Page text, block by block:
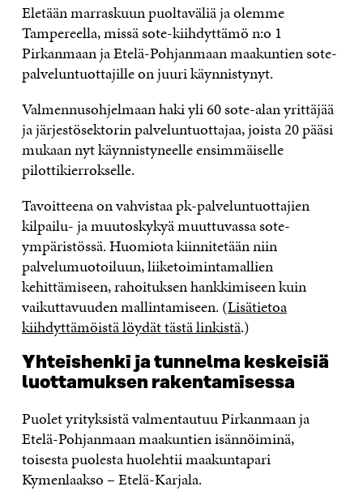
Eletään marraskuun puoltaväliä ja olemme
Tampereella, missä sote-kiihdyttämö n:o 1
Pirkanmaan ja Etelä-Pohjanmaan maakuntien sote-
palveluntuottajille on juuri käynnistynyt.
Valmennusohjelmaan haki yli 60 sote-alan yrittäjää
ja järjestösektorin palveluntuottajaa, joista 20 pääsi
mukaan nyt käynnistyneelle ensimmäiselle
pilottikierrokselle.
Tavoitteena on vahvistaa pk-palveluntuottajien
kilpailu- ja muutoskykyä muuttuvassa sote-
ympäristössä. Huomiota kiinnitetään niin
palvelumuotoiluun, liiketoimintamallien
kehittämiseen, rahoituksen hankkimiseen kuin
vaikuttavuuden mallintamiseen. (Lisätietoa
kiihdyttämöistä löydät tästä linkistä.)
Yhteishenki ja tunnelma keskeisiä
luottamuksen rakentamisessa
Puolet yrityksistä valmentautuu Pirkanmaan ja
Etelä-Pohjanmaan maakuntien isännöiminä,
toisesta puolesta huolehtii maakuntapari
Kymenlaakso – Etelä-Karjala.